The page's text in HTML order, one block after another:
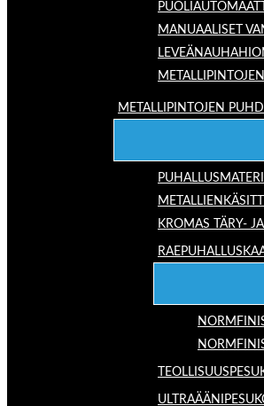
MANUAALISET
METALLIPINTOJEN
KROMAS TÄRY-